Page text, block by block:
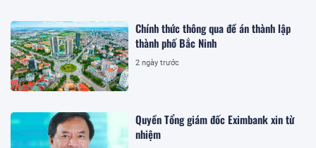
Chính thức thông qua đề án thành lập
thành phố Bắc Ninh
2 ngày trước
Quyền Tổng giám đốc Eximbank xin từ
nhiệm